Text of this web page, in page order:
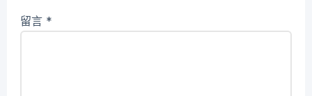
留言 *